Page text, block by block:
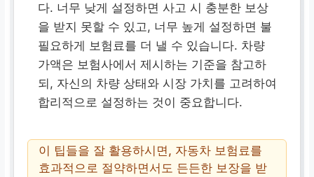
다. 너무 낮게 설정하면 사고 시 충분한 보상
을 받지 못할 수 있고, 너무 높게 설정하면 불
필요하게 보험료를 더 낼 수 있습니다. 차량
가액은 보험사에서 제시하는 기준을 참고하
되, 자신의 차량 상태와 시장 가치를 고려하여
합리적으로 설정하는 것이 중요합니다.
이 팁들을 잘 활용하시면, 자동차 보험료를
효과적으로 절약하면서도 든든한 보장을 받